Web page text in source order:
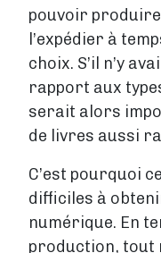
pouvoir produire
l’expédier à
choix. S’il n’y
rapport aux
serait alors
de livres aussi
C’est pourquoi
difficiles à
numérique. En
production, tout